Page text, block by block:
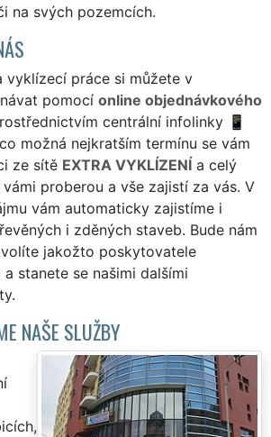
na svých pozemcích.
vyklízecí práce si můžete v
pomocí online objednávkového
centrální infolinky
možná nejkratším termínu se vám
ze sítě EXTRA VYKLÍZENÍ a celý
proberou a vše zajistí za vás. V
vám automaticky zajistíme i
i zděných staveb. Bude nám
jakožto poskytovatele
stanete se našimi dalšími
NAŠE SLUŽBY